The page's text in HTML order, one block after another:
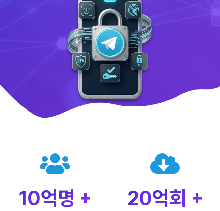
텔레그램 글로벌 이용 통계
10억명 + 20억회 +